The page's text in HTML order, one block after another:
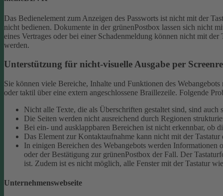
Das Bedienelement zum Anzeigen des Passworts ist nicht mit der
nicht bedienen. Dokumente in der grünenPostbox lassen sich nicht
eines Vertrages oder bei einer Schadenmeldung können nicht mit der
werden.
Unterstützung für nicht-visuelle Ausgabe per
Sie können viele Bereiche, Inhalte und Funktionen des
oder taktil über eine extern angeschlossene Braillezeile. Folgende
Nicht alle Texte, die als Überschriften gestaltet sind, sind
Die Seiten werden nicht ausreichend durch Regionen
Bei ein- und ausklappbaren Bereichen ist nicht erkennbar, ob
Das Element zur Kontaktaufnahme kann nicht mit der Tastatur
In einigen Bereichen des Webangebots werden
oder der Bestätigung zur grünenPostbox der Fall. Der
ist. Zudem ist es nicht möglich, alle Fenster mit der Tastatur
Unternehmenswebseite